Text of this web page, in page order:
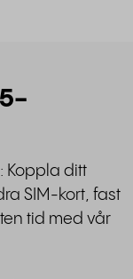
Koppla ditt
SIM-kort, fast
tid med vår